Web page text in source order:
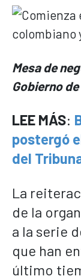
Mesa de
Gobierno
LEE MÁS:
postergó
del
La
de la
a la serie
que han
último